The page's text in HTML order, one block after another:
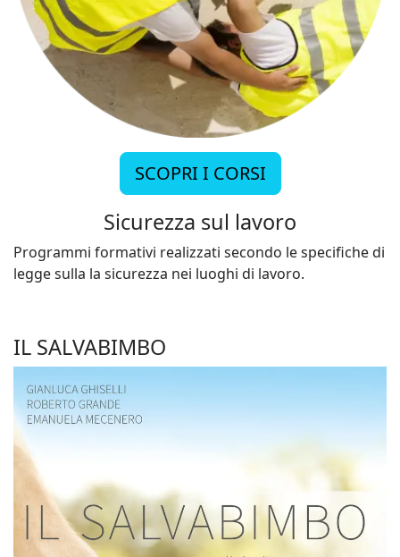
SCOPRI I CORSI
Sicurezza sul lavoro
Programmi formativi realizzati secondo le specifiche di
legge sulla la sicurezza nei luoghi di lavoro.
IL SALVABIMBO